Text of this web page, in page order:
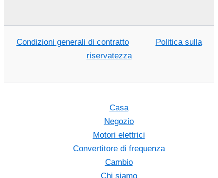
Condizioni generali di contratto
Politica sulla
riservatezza
Casa
Negozio
Motori elettrici
Convertitore di frequenza
Cambio
Chi siamo